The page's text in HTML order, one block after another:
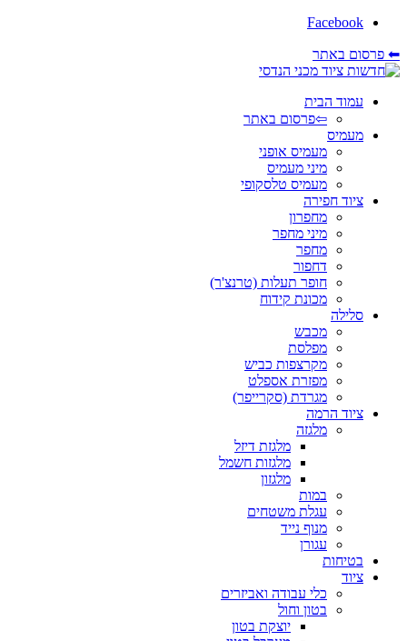
Facebook
⬅ פרסום באתר
עמוד הבית
⇦פרסום באתר
מעמיס
מעמיס אופני
מיני מעמיס
מעמיס טלסקופי
ציוד חפירה
מחפרון
מיני מחפר
מחפר
דחפור
חופר תעלות (טרנצ'ר)
מכונת קידוח
סלילה
מכבש
מפלסת
מקרצפות כביש
מפזרת אספלט
מגרדת (סקרייפר)
ציוד הרמה
מלגזה
מלגזת דיזל
מלגזות חשמל
מלגזון
במות
עגלת משטחים
מנוף נייד
עגורן
בטיחות
ציוד
כלי עבודה ואביזרים
בטון וחול
יוצקת בטון